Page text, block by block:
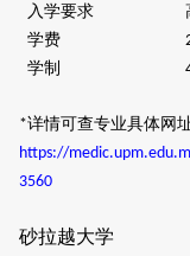
入学要求
学费
学制
*详情可查专业具体网址
https://
3560
砂拉越大学